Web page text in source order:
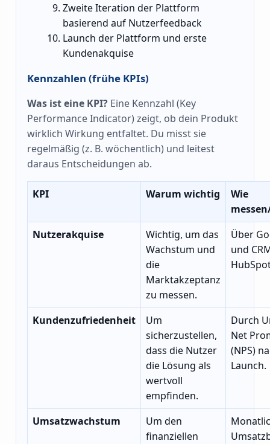
Zweite Iteration der Plattform
basierend auf Nutzerfeedback
Launch der Plattform und erste
Kundenakquise
Kennzahlen (frühe KPIs)
Was ist eine KPI? Eine Kennzahl (Key
Performance Indicator) zeigt, ob dein Produkt
wirklich Wirkung entfaltet. Du misst sie
regelmäßig (z. B. wöchentlich) und leitest
daraus Entscheidungen ab.
KPI Warum wichtig
Wie
Nutzerakquise
Wichtig, um das
Wachstum und
die
Marktakzeptanz
zu messen.
Über
und
Kundenzufriedenheit
Um
sicherzustellen,
dass die Nutzer
die Lösung als
wertvoll
empfinden.
Durch
Net
(NPS)
Launch.
Umsatzwachstum
Um den
finanziellen